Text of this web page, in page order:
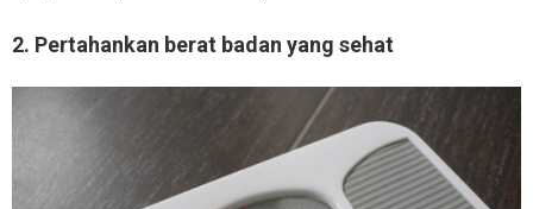
2. Pertahankan berat badan yang sehat